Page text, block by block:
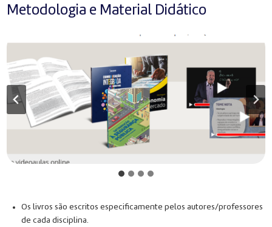
Metodologia e Material Didático
Os livros são escritos especificamente pelos autores/professores
de cada disciplina.